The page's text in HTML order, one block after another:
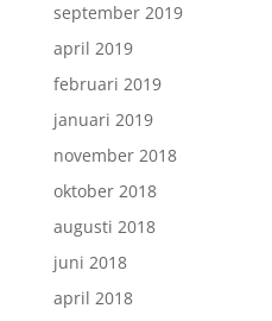
september 2019
april 2019
februari 2019
januari 2019
november 2018
oktober 2018
augusti 2018
juni 2018
april 2018